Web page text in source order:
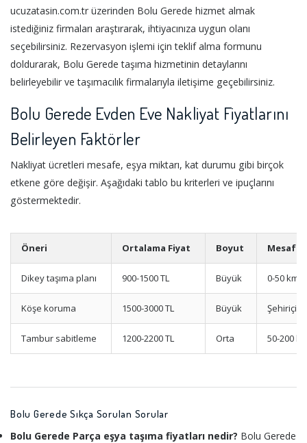
ucuzatasin.com.tr üzerinden Bolu Gerede hizmet almak
istediğiniz firmaları araştırarak, ihtiyacınıza uygun olanı
seçebilirsiniz. Rezervasyon işlemi için teklif alma formunu
doldurarak, Bolu Gerede taşıma hizmetinin detaylarını
belirleyebilir ve taşımacılık firmalarıyla iletişime geçebilirsiniz.
Bolu Gerede Evden Eve Nakliyat Fiyatlarını
Belirleyen Faktörler
Nakliyat ücretleri mesafe, eşya miktarı, kat durumu gibi birçok
etkene göre değişir. Aşağıdaki tablo bu kriterleri ve ipuçlarını
göstermektedir.
Öneri Ortalama Fiyat Boyut Mesafe
Dikey taşıma planı 900-1500 TL Büyük 0-50 km
Köşe koruma 1500-3000 TL Büyük Şehiriçi
Tambur sabitleme 1200-2200 TL Orta 50-200
Bolu Gerede Sıkça Sorulan Sorular
Bolu Gerede Parça eşya taşıma fiyatları nedir? Bolu Gerede